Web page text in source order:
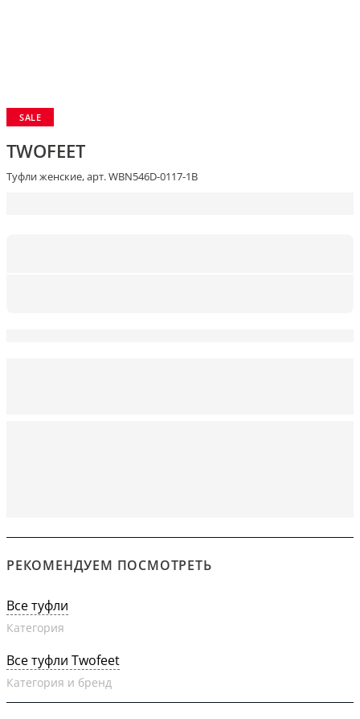
SALE
TWOFEET
Туфли женские, арт. WBN546D-0117-1B
РЕКОМЕНДУЕМ ПОСМОТРЕТЬ
Все туфли
Категория
Все туфли Twofeet
Категория и бренд